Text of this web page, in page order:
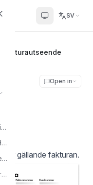
SV
Felmeddelande vid tvåstegsverifiering?
Mobilt BankID, Freja eID och SITHS i Storegate
Aktivera 2-stegsverifiering i Storegate
2-stegsverifiering med Yubikey från Yubico tillsammans med Storegate TOTP
Fakturautseende
Open in
gällande fakturan.